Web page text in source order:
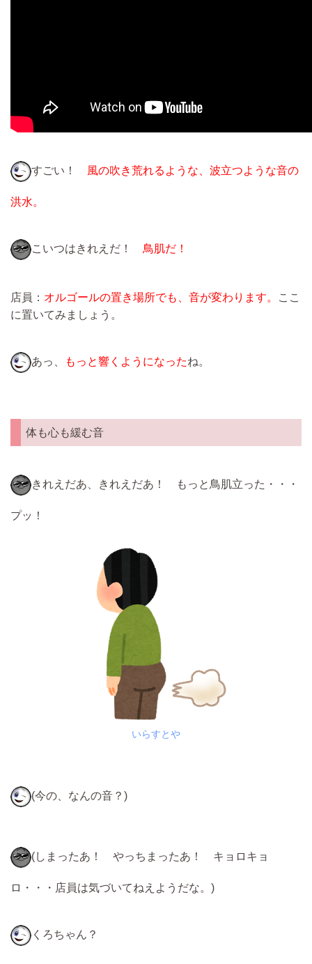
すごい！ 風の吹き荒れるような、波立つような音の
洪水。
こいつはきれえだ！ 鳥肌だ！
店員： オルゴールの置き場所でも、音が変わります。
ここ
に置いてみましょう。
あっ、 もっと響くようになったね。
体も心も緩む音
きれえだあ、きれえだあ！ もっと鳥肌立った・・・
プッ！
いらすとや
(今の、なんの音？)
(しまったあ！ やっちまったあ！ キョロキョ
ロ・・・店員は気づいてねえようだな。)
くろちゃん？